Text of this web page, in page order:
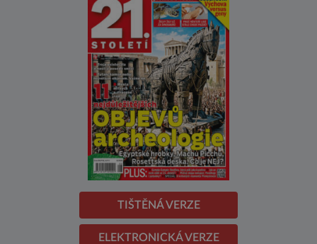
TIŠTĚNÁ VERZE
ELEKTRONICKÁ VERZE